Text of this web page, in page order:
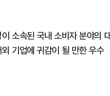
소속된 국내 소비자 분야의
기업에 귀감이 될 만한 우수